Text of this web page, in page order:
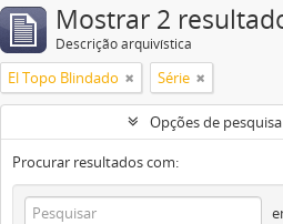
Mostrar 2
Descrição arquivística
El Topo Blindado Série
Opções de
Procurar resultados com: